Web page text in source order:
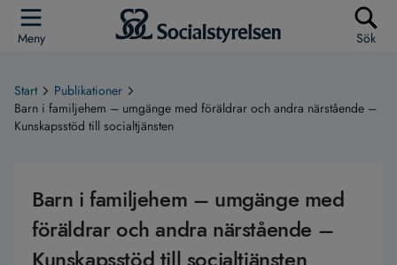
Meny Sök
Start
Publikationer
Barn i familjehem – umgänge med föräldrar och andra närstående –
Kunskapsstöd till socialtjänsten
Barn i familjehem – umgänge med
föräldrar och andra närstående –